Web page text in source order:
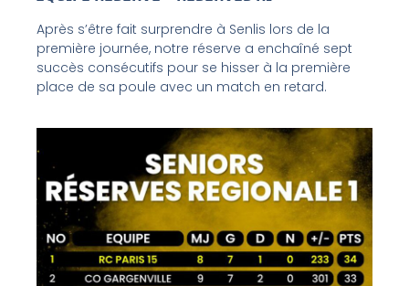
Après s’être fait surprendre à Senlis lors de la
première journée, notre réserve a enchaîné sept
succès consécutifs pour se hisser à la première
place de sa poule avec un match en retard.